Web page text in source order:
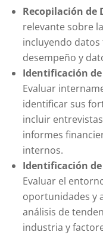
Recopilación de
relevante sobre
incluyendo datos
desempeño y
Identificación
Evaluar
identificar sus
incluir
informes
internos.
Identificación
Evaluar el
oportunidades y
análisis de
industria y